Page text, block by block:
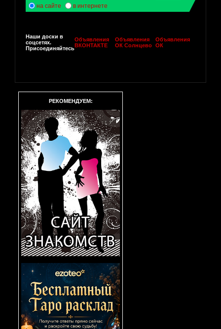
на сайте в интернете
Наши доски в
соцсетях.
Присоединяйтесь
Объявления
ВКОНТАКТЕ
Объявления
ОК Солнцево
Объявления
ОК
РЕКОМЕНДУЕМ: